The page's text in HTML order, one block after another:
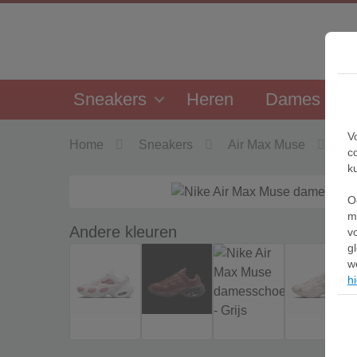
Sneakers Heren Dames
Home Sneakers Air Max Muse
Andere kleuren